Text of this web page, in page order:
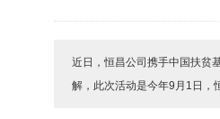
近日，恒昌公司携手中国扶贫
解，此次活动是今年9月1日，